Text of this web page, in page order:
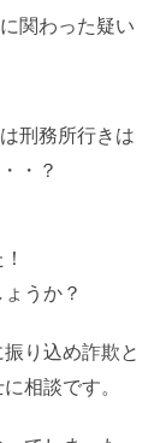
関わった疑い
刑務所行きは
・？
うか？
り込め詐欺と
相談です。